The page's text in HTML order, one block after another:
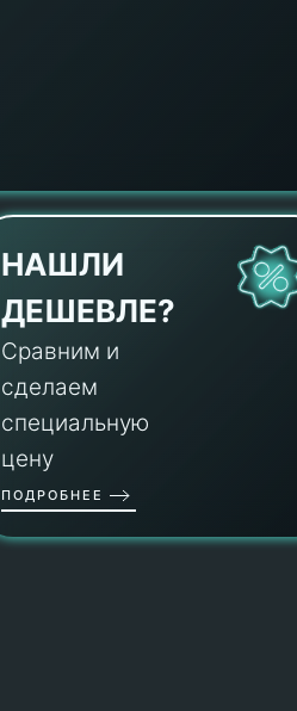
НАШЛИ
ДЕШЕВЛЕ?
Сравним и
сделаем
специальную
цену
ПОДРОБНЕЕ